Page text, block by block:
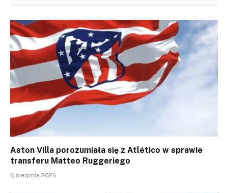
Aston Villa porozumiała się z Atlético w sprawie
transferu Matteo Ruggeriego
6 sierpnia 2026